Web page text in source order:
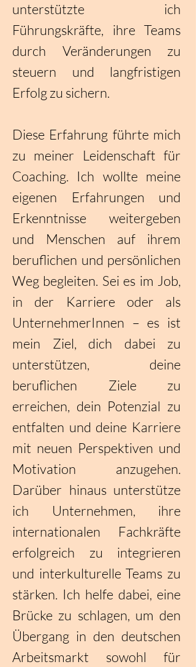
unterstützte ich
Führungskräfte, ihre Teams
durch Veränderungen zu
steuern und langfristigen
Erfolg zu sichern.
Diese Erfahrung führte mich
zu meiner Leidenschaft für
Coaching. Ich wollte meine
eigenen Erfahrungen und
Erkenntnisse weitergeben
und Menschen auf ihrem
beruflichen und persönlichen
Weg begleiten. Sei es im Job,
in der Karriere oder als
UnternehmerInnen – es ist
mein Ziel, dich dabei zu
unterstützen, deine
beruflichen Ziele zu
erreichen, dein Potenzial zu
entfalten und deine Karriere
mit neuen Perspektiven und
Motivation anzugehen.
Darüber hinaus unterstütze
ich Unternehmen, ihre
internationalen Fachkräfte
erfolgreich zu integrieren
und interkulturelle Teams zu
stärken. Ich helfe dabei, eine
Brücke zu schlagen, um den
Übergang in den deutschen
Arbeitsmarkt sowohl für